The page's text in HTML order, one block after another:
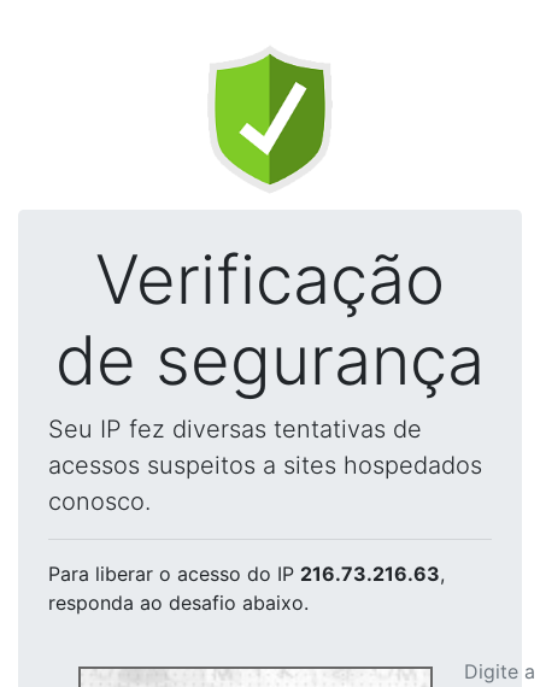
Verificação
de segurança
Seu IP fez diversas tentativas de
acessos suspeitos a sites hospedados
conosco.
Para liberar o acesso do IP 216.73.216.63,
responda ao desafio abaixo.
Digite